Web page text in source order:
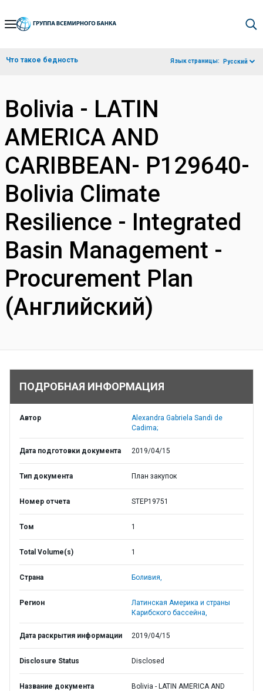
Skip
Navigation
Что такое бедность Язык страницы: Русский
Bolivia - LATIN
AMERICA AND
CARIBBEAN- P129640-
Bolivia Climate
Resilience - Integrated
Basin Management -
Procurement Plan
(Английский)
ПОДРОБНАЯ ИНФОРМАЦИЯ
Автор
Alexandra Gabriela Sandi de
Cadima;
Дата подготовки документа 2019/04/15
Тип документа План закупок
Номер отчета STEP19751
Том 1
Total Volume(s) 1
Страна Боливия,
Регион
Латинская Америка и страны
Карибского бассейна,
Дата раскрытия информации 2019/04/15
Disclosure Status Disclosed
Название документа
Bolivia - LATIN AMERICA AND